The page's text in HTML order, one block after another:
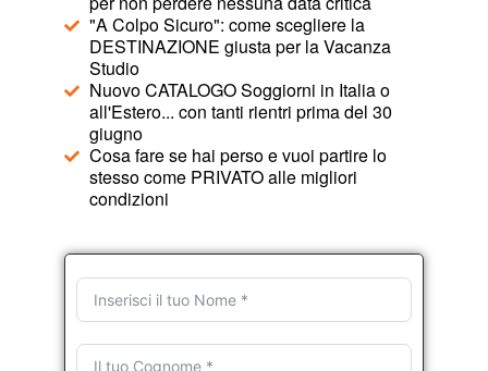
"A Colpo Sicuro": come scegliere la
DESTINAZIONE giusta per la Vacanza
Studio
Nuovo CATALOGO Soggiorni in Italia o
all'Estero... con tanti rientri prima del 30
giugno
Cosa fare se hai perso e vuoi partire lo
stesso come PRIVATO alle migliori
condizioni